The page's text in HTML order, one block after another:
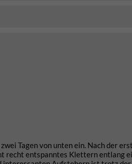
Tagen von unten ein. Nach der
recht entspanntes Klettern entlang